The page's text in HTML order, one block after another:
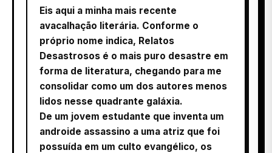
Eis aqui a minha mais recente
avacalhação literária. Conforme o
próprio nome indica, Relatos
Desastrosos é o mais puro desastre em
forma de literatura, chegando para me
consolidar como um dos autores menos
lidos nesse quadrante galáxia.
De um jovem estudante que inventa um
androide assassino a uma atriz que foi
possuída em um culto evangélico, os